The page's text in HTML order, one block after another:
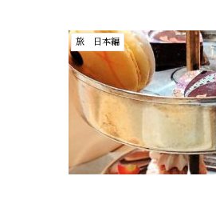
旅 日本編